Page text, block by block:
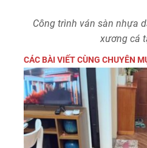
Công trình ván sàn nhựa
xương cá
CÁC BÀI VIẾT CÙNG CHUYÊN